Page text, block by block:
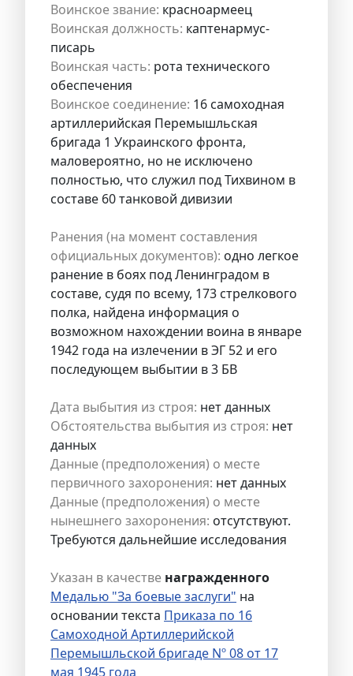
Воинское звание: красноармеец
Воинская должность: каптенармус-
писарь
Воинская часть: рота технического
обеспечения
Воинское соединение: 16 самоходная
артиллерийская Перемышльская
бригада 1 Украинского фронта,
маловероятно, но не исключено
полностью, что служил под Тихвином в
составе 60 танковой дивизии
Ранения (на момент составления
официальных документов): одно легкое
ранение в боях под Ленинградом в
составе, судя по всему, 173 стрелкового
полка, найдена информация о
возможном нахождении воина в январе
1942 года на излечении в ЭГ 52 и его
последующем выбытии в 3 БВ
Дата выбытия из строя: нет данных
Обстоятельства выбытия из строя: нет
данных
Данные (предположения) о месте
первичного захоронения: нет данных
Данные (предположения) о месте
нынешнего захоронения: отсутствуют.
Требуются дальнейшие исследования
Указан в качестве награжденного
Медалью "За боевые заслуги" на
основании текста Приказа по 16
Самоходной Артиллерийской
Перемышльской бригаде Nº 08 от 17
мая 1945 года